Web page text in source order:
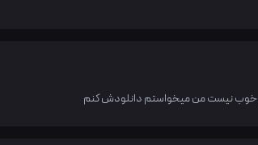
خوب نیست من میخواستم دانلودش کنم